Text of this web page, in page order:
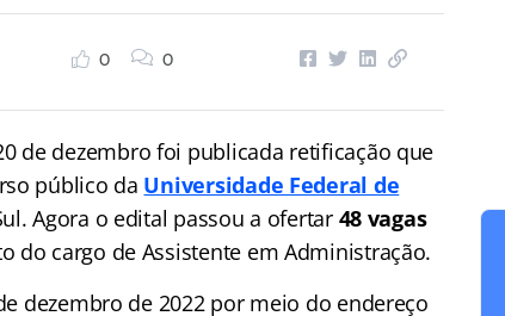
0 0
de dezembro foi publicada retificação que
público da Universidade Federal de
Agora o edital passou a ofertar48 vagas
do cargo de Assistente em Administração.
dezembro de 2022 por meio do endereço